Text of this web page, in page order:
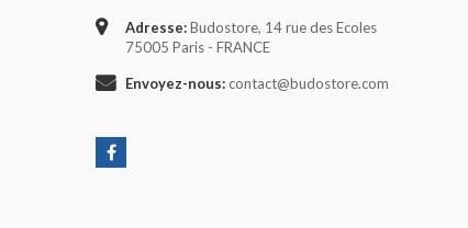
Adresse:Budostore, 14 rue des Ecoles
75005 Paris - FRANCE
Envoyez-nous: contact@budostore.com